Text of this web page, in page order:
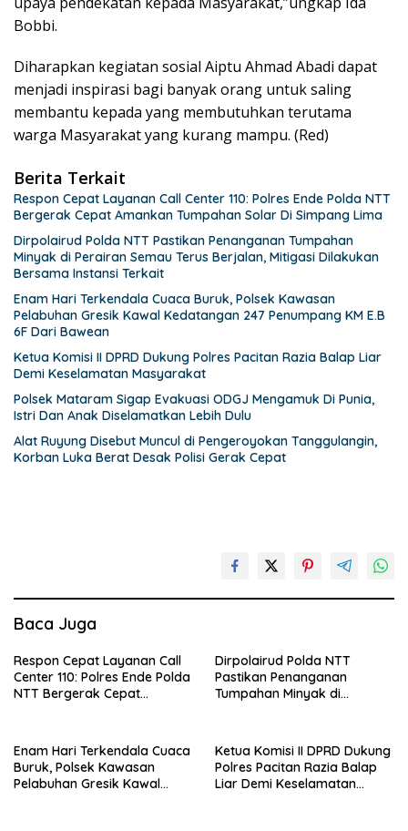
Bobbi.
Diharapkan kegiatan sosial Aiptu Ahmad Abadi dapat
menjadi inspirasi bagi banyak orang untuk saling
membantu kepada yang membutuhkan terutama
warga Masyarakat yang kurang mampu. (Red)
Berita Terkait
Respon Cepat Layanan Call Center 110: Polres Ende Polda NTT
Bergerak Cepat Amankan Tumpahan Solar Di Simpang Lima
Dirpolairud Polda NTT Pastikan Penanganan Tumpahan
Minyak di Perairan Semau Terus Berjalan, Mitigasi Dilakukan
Bersama Instansi Terkait
Enam Hari Terkendala Cuaca Buruk, Polsek Kawasan
Pelabuhan Gresik Kawal Kedatangan 247 Penumpang KM E.B
6F Dari Bawean
Ketua Komisi II DPRD Dukung Polres Pacitan Razia Balap Liar
Demi Keselamatan Masyarakat
Polsek Mataram Sigap Evakuasi ODGJ Mengamuk Di Punia,
Istri Dan Anak Diselamatkan Lebih Dulu
Alat Ruyung Disebut Muncul di Pengeroyokan Tanggulangin,
Korban Luka Berat Desak Polisi Gerak Cepat
Baca Juga
Respon Cepat Layanan Call
Center 110: Polres Ende Polda
NTT Bergerak Cepat
Dirpolairud Polda NTT
Pastikan Penanganan
Tumpahan Minyak di
Bersama Instansi Terkait
Enam Hari Terkendala Cuaca
Buruk, Polsek Kawasan
Pelabuhan Gresik Kawal
Ketua Komisi II DPRD Dukung
Polres Pacitan Razia Balap
Liar Demi Keselamatan